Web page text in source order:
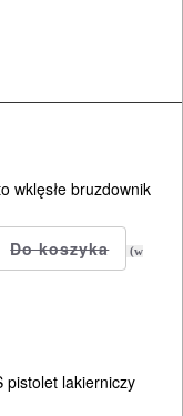
wklęsłe bruzdownik
(w
pistolet lakierniczy